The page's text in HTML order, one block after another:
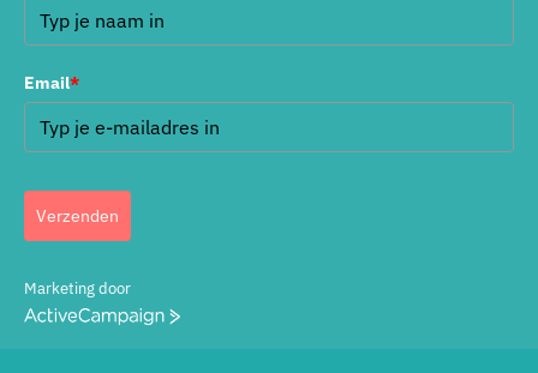
Email*
Verzenden
Marketing door
ActiveCampaign